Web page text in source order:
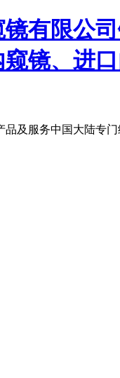
有限公
镜、进
品及服务中国大陆专